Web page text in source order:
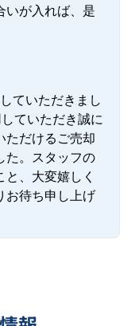
いが入れば、是
ていただきまし
ていただき誠に
ただけるご売却
た。スタッフの
、大変嬉しく
お待ち申し上げ